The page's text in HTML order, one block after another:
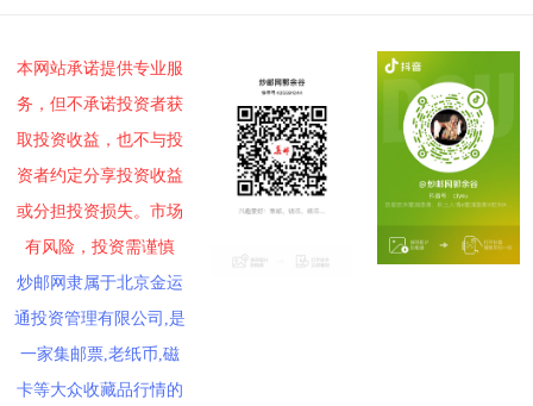
本网站承诺提供专业服
务，但不承诺投资者获
取投资收益，也不与投
资者约定分享投资收益
或分担投资损失。市场
有风险，投资需谨慎
炒邮网隶属于北京金运
通投资管理有限公司,是
一家集邮票,老纸币,磁
卡等大众收藏品行情的